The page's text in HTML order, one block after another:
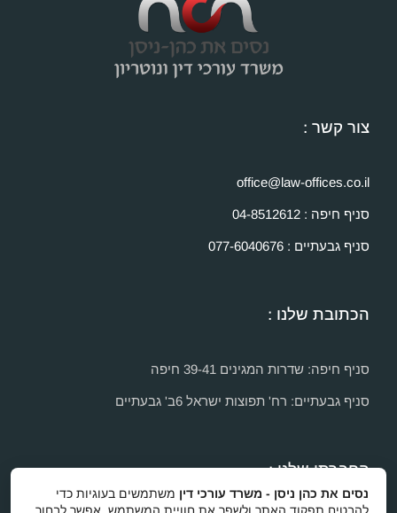
צור קשר :
office@law-offices.co.il
סניף חיפה : 04-8512612
סניף גבעתיים : 077-6040676
הכתובת שלנו :
סניף חיפה: שדרות המגינים 39-41 חיפה
סניף גבעתיים: רח' תפוצות ישראל 6ב' גבעתיים
החברתי שלנו :
נסים את כהן ניסן - משרד עורכי דין משתמשים בעוגיות כדי